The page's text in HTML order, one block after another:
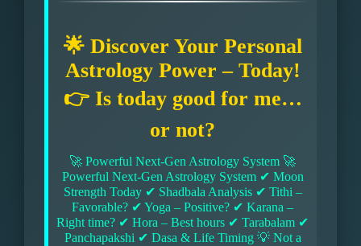
🌟 Discover Your Personal
Astrology Power – Today!
👉 Is today good for me…
or not?
🚀 Powerful Next-Gen Astrology System 🚀
Powerful Next-Gen Astrology System ✔ Moon
Strength Today ✔ Shadbala Analysis ✔ Tithi –
Favorable? ✔ Yoga – Positive? ✔ Karana –
Right time? ✔ Hora – Best hours ✔ Tarabalam ✔
Panchapakshi ✔ Dasa & Life Timing 💡 Not a